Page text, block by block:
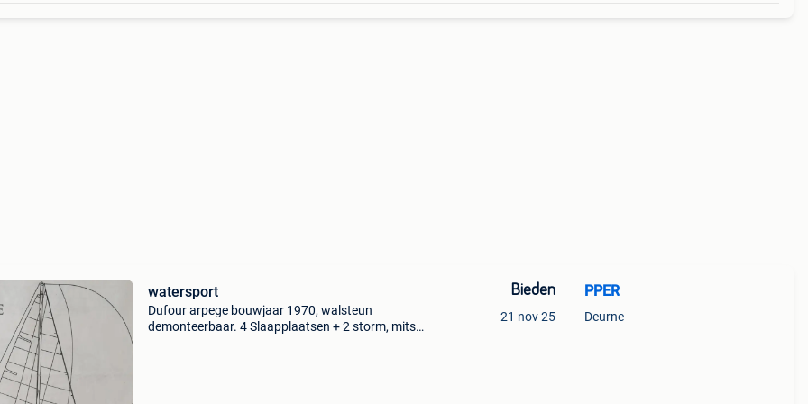
watersport
Dufour arpege bouwjaar 1970, walsteun
demonteerbaar. 4 Slaapplaatsen + 2 storm, mits
Bieden
21 nov 25
PPER
Deurne